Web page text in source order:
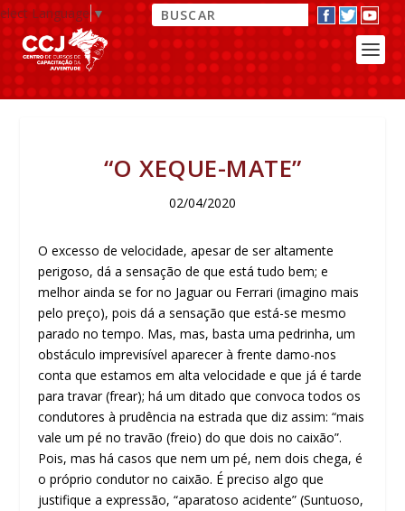
Language▼
“O XEQUE-MATE”
02/04/2020
O excesso de velocidade, apesar de ser altamente
perigoso, dá a sensação de que está tudo bem; e
melhor ainda se for no Jaguar ou Ferrari (imagino mais
pelo preço), pois dá a sensação que está-se mesmo
parado no tempo. Mas, mas, basta uma pedrinha, um
obstáculo imprevisível aparecer à frente damo-nos
conta que estamos em alta velocidade e que já é tarde
para travar (frear); há um ditado que convoca todos os
condutores à prudência na estrada que diz assim: “mais
vale um pé no travão (freio) do que dois no caixão”.
Pois, mas há casos que nem um pé, nem dois chega, é
o próprio condutor no caixão. É preciso algo que
justifique a expressão, “aparatoso acidente” (Suntuoso,